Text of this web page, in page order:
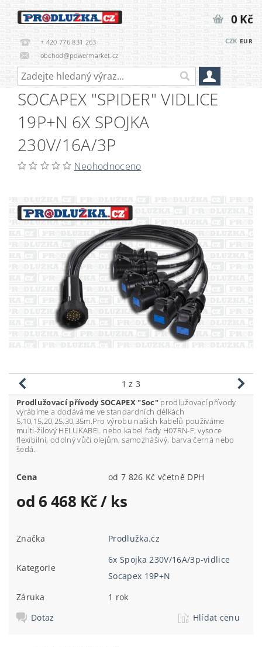
+ 420 776 831 263
obchod@powermarket.cz
CZK EUR
0 Kč
SOCAPEX "SPIDER" VIDLICE
19P+N 6X SPOJKA
230V/16A/3P
Neohodnoceno
1 z 3
Prodlužovací přívody SOCAPEX "Soc" prodlužovací přívody
vyrábíme a dodáváme ve standardních délkách
5,10,15,20,25,30,35m.Pro výrobu našich kabelů používáme
multi-žilový HELUKABEL nebo kabel řady H07RN-F, vysoce
flexibilní, odolný vůči olejům, samozhášivý, barva černá nebo
šedá.
Cena od 7 826 Kč včetně DPH
od 6 468 Kč/ ks
Značka Prodlužka.cz
Kategorie
6x Spojka 230V/16A/3p-vidlice
Socapex 19P+N
Záruka
1 rok
Dotaz
Hlídat cenu